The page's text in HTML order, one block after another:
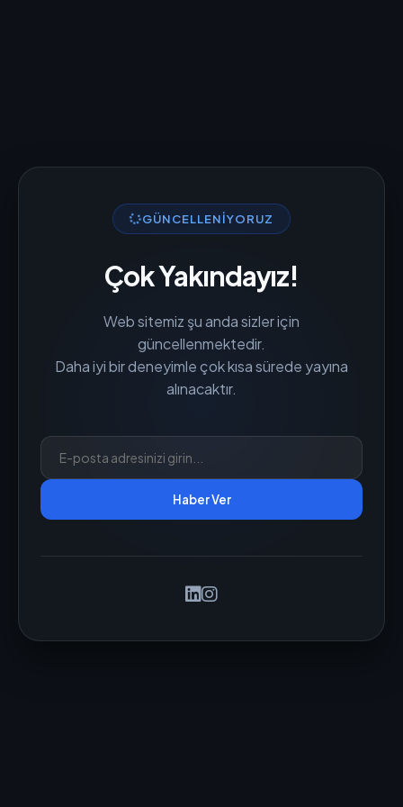
GÜNCELLENIYORUZ
Çok Yakındayız!
Web sitemiz şu anda sizler için
güncellenmektedir.
Daha iyi bir deneyimle çok kısa sürede yayına
alınacaktır.
Haber Ver